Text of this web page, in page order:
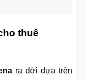
thuê
ra đời dựa trên